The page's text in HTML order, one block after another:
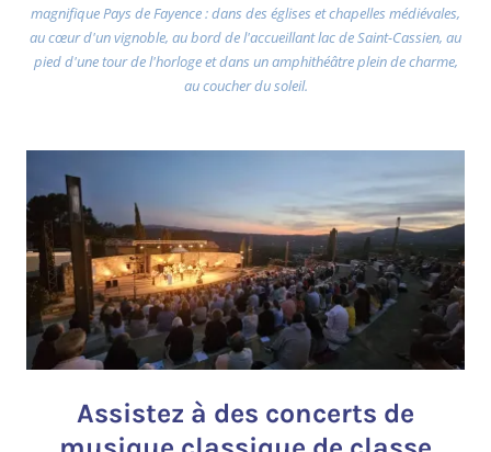
magnifique Pays de Fayence : dans des églises et chapelles médiévales,
au cœur d'un vignoble, au bord de l'accueillant lac de Saint-Cassien, au
pied d'une tour de l'horloge et dans un amphithéâtre plein de charme,
au coucher du soleil.
Assistez à des concerts de